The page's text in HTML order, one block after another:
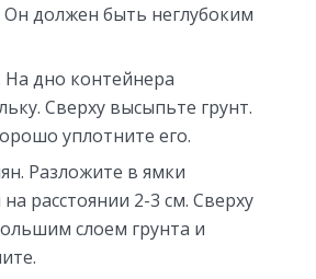
Он должен быть неглубоким
На дно контейнера
Сверху высыпьте грунт.
уплотните его.
Разложите в ямки
расстоянии 2-3 см. Сверху
слоем грунта и